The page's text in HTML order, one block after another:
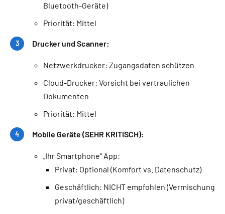
Bluetooth-Geräte)
Priorität: Mittel
Drucker und Scanner:
Netzwerkdrucker: Zugangsdaten schützen
Cloud-Drucker: Vorsicht bei vertraulichen
Dokumenten
Priorität: Mittel
Mobile Geräte (SEHR KRITISCH):
„Ihr Smartphone“ App:
Privat: Optional (Komfort vs. Datenschutz)
Geschäftlich: NICHT empfohlen (Vermischung
privat/geschäftlich)